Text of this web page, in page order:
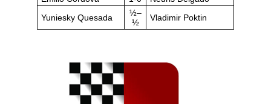
Yuniesky Quesada
½–
½
Vladimir Poktin